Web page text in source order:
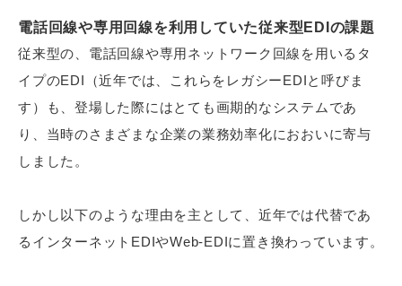
電話回線や専用回線を利用していた従来型EDIの課題
従来型の、電話回線や専用ネットワーク回線を用いるタ
イプのEDI（近年では、これらをレガシーEDIと呼びま
す）も、登場した際にはとても画期的なシステムであ
り、当時のさまざまな企業の業務効率化におおいに寄与
しました。
しかし以下のような理由を主として、近年では代替であ
るインターネットEDIやWeb-EDIに置き換わっています。